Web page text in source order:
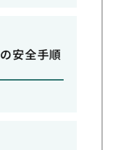
安全手順